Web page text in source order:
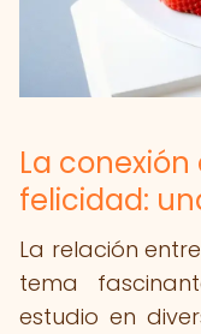
La
felicidad:
La relación
tema
estudio en